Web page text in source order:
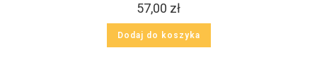
57,00 zł
Dodaj do koszyka